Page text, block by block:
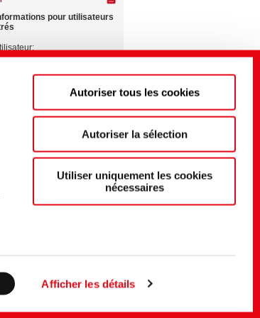
Afficher les détails
Autoriser tous les cookies
Autoriser la sélection
Utiliser uniquement les cookies
nécessaires